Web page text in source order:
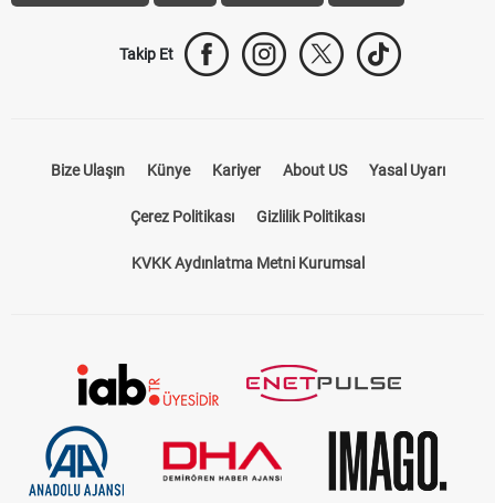
Takip Et
Bize Ulaşın Künye Kariyer About US Yasal Uyarı
Çerez Politikası Gizlilik Politikası
KVKK Aydınlatma Metni Kurumsal